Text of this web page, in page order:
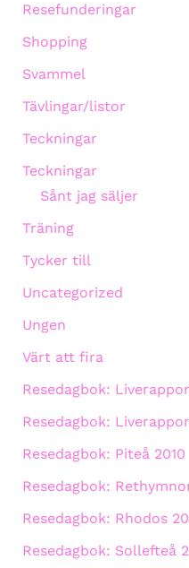
Resefunderingar
Shopping
Svammel
Tävlingar/listor
Teckningar
Teckningar
Sånt jag säljer
Träning
Tycker till
Uncategorized
Ungen
Värt att fira
Resedagbok:
Resedagbok:
Resedagbok: Piteå 2010
Resedagbok:
Resedagbok: Rhodos
Resedagbok: Sollefteå